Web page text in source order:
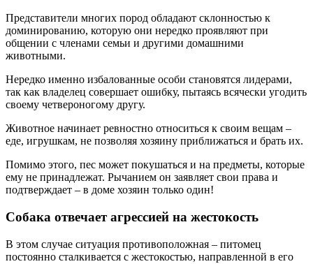
Представители многих пород обладают склонностью к
доминированию, которую они нередко проявляют при
общении с членами семьи и другими домашними
животными.
Нередко именно избалованные особи становятся лидерами,
так как владелец совершает ошибку, пытаясь всячески угодить
своему четвероногому другу.
Животное начинает ревностно относиться к своим вещам –
еде, игрушкам, не позволяя хозяину приближаться и брать их.
Помимо этого, пес может покушаться и на предметы, которые
ему не принадлежат. Рычанием он заявляет свои права и
подтверждает – в доме хозяин только один!
Собака отвечает агрессией на жестокость
В этом случае ситуация противоположная – питомец
постоянно сталкивается с жестокостью, направленной в его